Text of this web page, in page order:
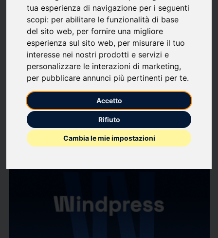
tua esperienza di navigazione per i seguenti
scopi: per abilitare le funzionalità di base
del sito web, per fornire una migliore
esperienza sul sito web, per misurare il tuo
interesse nei nostri prodotti e servizi e
personalizzare le interazioni di marketing,
per pubblicare annunci più pertinenti per te.
Accetto
Rifiuto
Cambia le mie impostazioni
ESPAÑA
favorite Segui aggiornamenti
Di cosa scriviamo
Affari sociali Politica Interna
234comunicati stampa Guarda tutti i comunicati